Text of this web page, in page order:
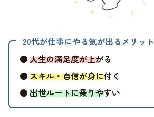
20代が仕事にやる気が出るメリット
● 人生の満足度が上がる
● スキル・自信が身に付く
● 出世ルートに乗りやすい